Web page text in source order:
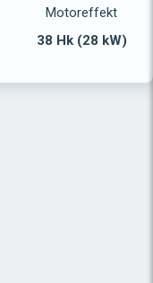
Motoreffekt
38 Hk (28 kW)